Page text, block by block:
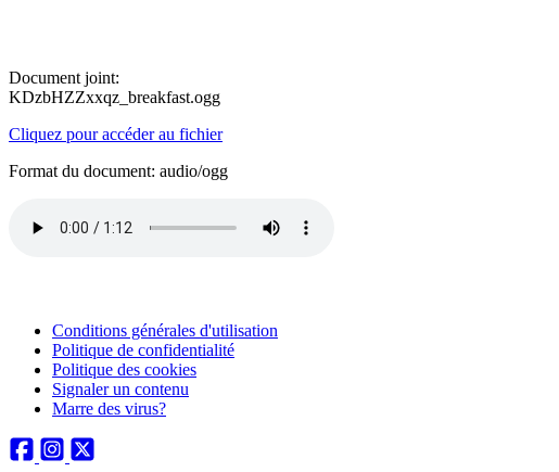
Document joint:
KDzbHZZxxqz_breakfast.ogg
Cliquez pour accéder au fichier
Format du document: audio/ogg
Conditions générales d'utilisation
Politique de confidentialité
Politique des cookies
Signaler un contenu
Marre des virus?